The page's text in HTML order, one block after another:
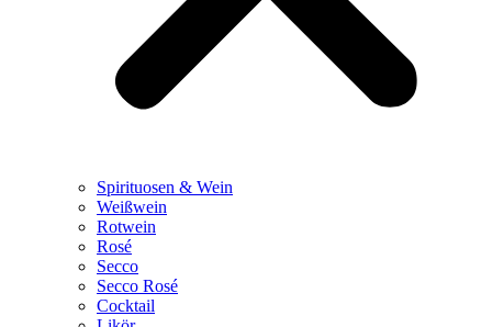
Spirituosen & Wein
Weißwein
Rotwein
Rosé
Secco
Secco Rosé
Cocktail